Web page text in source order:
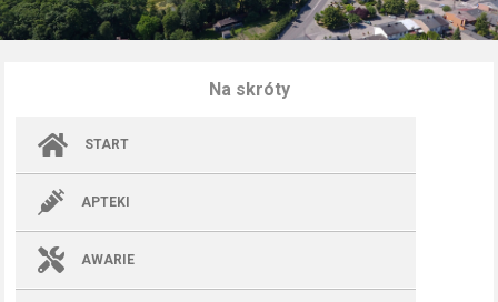
Na skróty
START
APTEKI
AWARIE